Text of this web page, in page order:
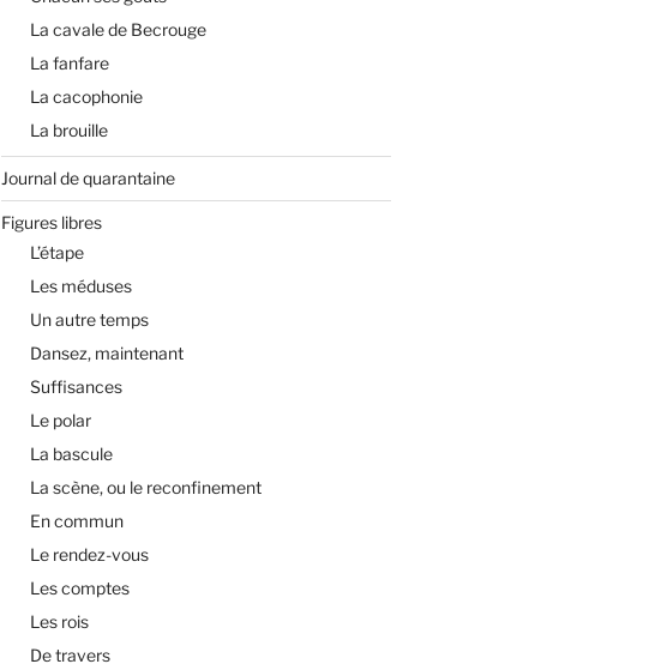
La cavale de Becrouge
La fanfare
La cacophonie
La brouille
Journal de quarantaine
Figures libres
L’étape
Les méduses
Un autre temps
Dansez, maintenant
Suffisances
Le polar
La bascule
La scène, ou le reconfinement
En commun
Le rendez-vous
Les comptes
Les rois
De travers